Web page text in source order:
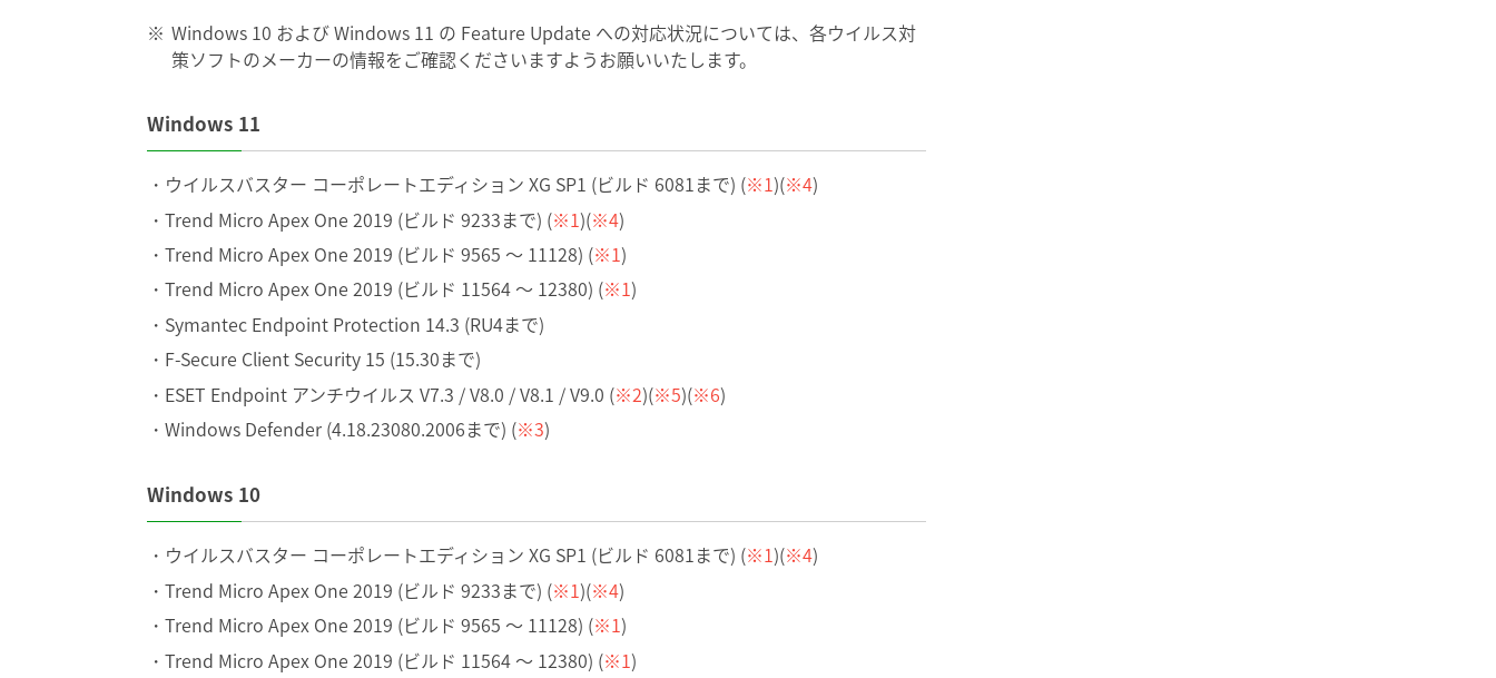
Windows 10 および Windows 11 の Feature Update への対応状況については、各ウイルス対
策ソフトのメーカーの情報をご確認くださいますようお願いいたします。
Windows 11
ウイルスバスター コーポレートエディション XG SP1 (ビルド 6081まで) (※1)(※4)
Trend Micro Apex One 2019 (ビルド 9233まで) (※1)(※4)
Trend Micro Apex One 2019 (ビルド 9565 ～ 11128) (※1)
Trend Micro Apex One 2019 (ビルド 11564 ～ 12380) (※1)
Symantec Endpoint Protection 14.3 (RU4まで)
F-Secure Client Security 15 (15.30まで)
ESET Endpoint アンチウイルス V7.3 / V8.0 / V8.1 / V9.0 (※2)(※5)(※6)
Windows Defender (4.18.23080.2006まで) (※3)
Windows 10
ウイルスバスター コーポレートエディション XG SP1 (ビルド 6081まで) (※1)(※4)
Trend Micro Apex One 2019 (ビルド 9233まで) (※1)(※4)
Trend Micro Apex One 2019 (ビルド 9565 ～ 11128) (※1)
Trend Micro Apex One 2019 (ビルド 11564 ～ 12380) (※1)